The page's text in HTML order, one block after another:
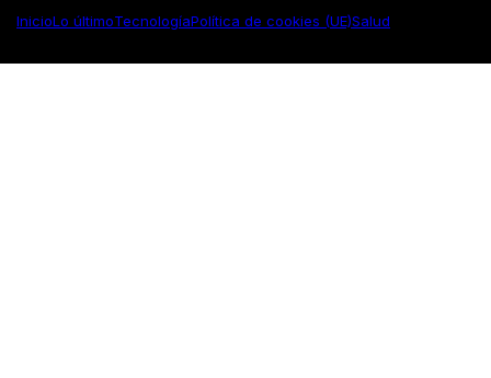
InicioLo últimoTecnologíaPolítica de cookies (UE)Salud